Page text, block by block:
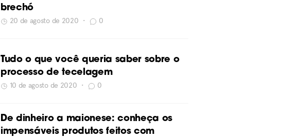
brechó
20 de agosto de 2020 • 0
Tudo o que você queria saber sobre o
processo de tecelagem
10 de agosto de 2020 • 0
De dinheiro a maionese: conheça os
impensáveis produtos feitos com